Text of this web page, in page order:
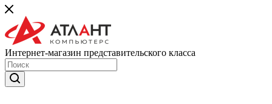
Интернет-магазин представительского класса